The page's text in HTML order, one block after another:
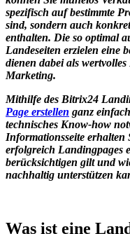
spezifisch auf bestimmte
sind, sondern auch
enthalten. Die so optimal
Landeseiten erzielen eine
dienen dabei als
Marketing.
Mithilfe des Bitrix24
Page erstellen ganz
technisches Know-how
Informationsseite erhalten
erfolgreich Landingpages
berücksichtigen gilt und
nachhaltig unterstützen
Was ist eine